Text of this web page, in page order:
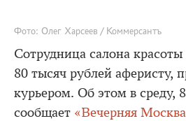
Фото: Олег Харсеев / Коммерсантъ
Сотрудница салона
80 тысяч рублей аферисту,
курьером. Об этом в среду,
сообщает «Вечерняя